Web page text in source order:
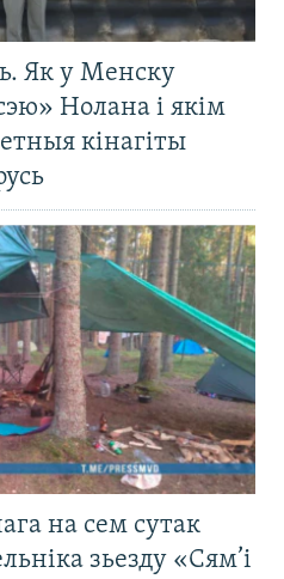
Як у Менску
Нолана і якім
кінагіты
на сем сутак
зьезду «Сям’і